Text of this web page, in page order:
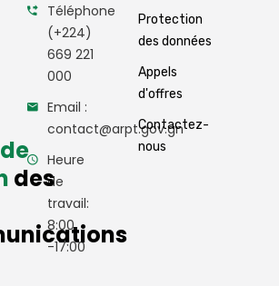
des
Téléphone
(+224)
669 221
000
Email :
contact@arpt.gov.gn
Heure
de
travail:
8:00
-17:00
Protection
des données
Appels
d'offres
Contactez-
nous